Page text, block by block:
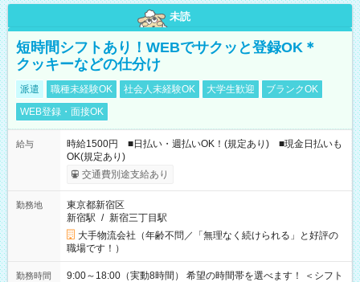
未読
短時間シフトあり！WEBでサクッと登録OK＊
クッキーなどの仕分け
派遣 職種未経験OK 社会人未経験OK 大学生歓迎
ブランクOK
WEB登録・面接OK
給与
時給1500円 ■日払い・週払いOK！(規定あり) ■現金日払いも
OK(規定あり)
交通費別途支給あり
勤務地
東京都新宿区
新宿駅 / 新宿三丁目駅
大手物流会社（年齢不問／「無理なく続けられる」と好評の
職場です！）
勤務時間
9:00～18:00（実動8時間） 希望の時間帯を選べます！ ＜シフト